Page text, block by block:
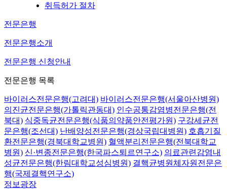
취득허가 절차
전문은행
전문은행소개
전문은행 신청안내
전문은행 목록
바이러스전문은행(고려대) 바이러스전문은행(서울아산병원)
의진균전문은행(가톨릭관동대) 인수공통감염병전문은행(전
북대) 식중독균전문은행(식품의약품안전평가원) 구강세균전
문은행(조선대) 난배양성전문은행(경상국립대병원) 호흡기질
환전문은행(경북대학교병원) 혈액분리전문은행(전북대학교
병원) 신·변종전문은행(한국파스퇴르연구소) 의료관련감염내
성균전문은행(한림대학교성심병원) 결핵균병원체자원전문은
행(국제결핵연구소)
정보광장